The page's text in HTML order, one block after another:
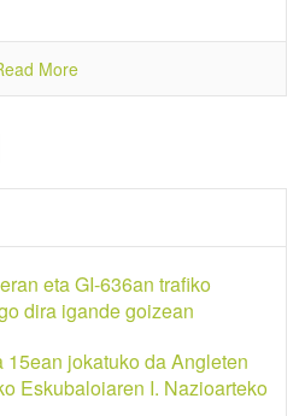
More
eta GI-636an trafiko
dira igande goizean
jokatuko da Angleten
Eskubaloiaren I. Nazioarteko